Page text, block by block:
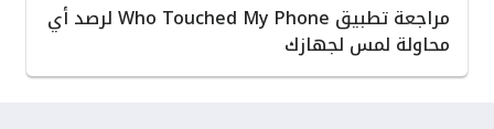
مراجعة تطبيق Who Touched My Phone لرصد أي
محاولة لمس لجهازك